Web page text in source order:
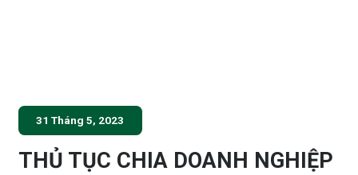
31 Tháng 5, 2023
THỦ TỤC CHIA DOANH NGHIỆP